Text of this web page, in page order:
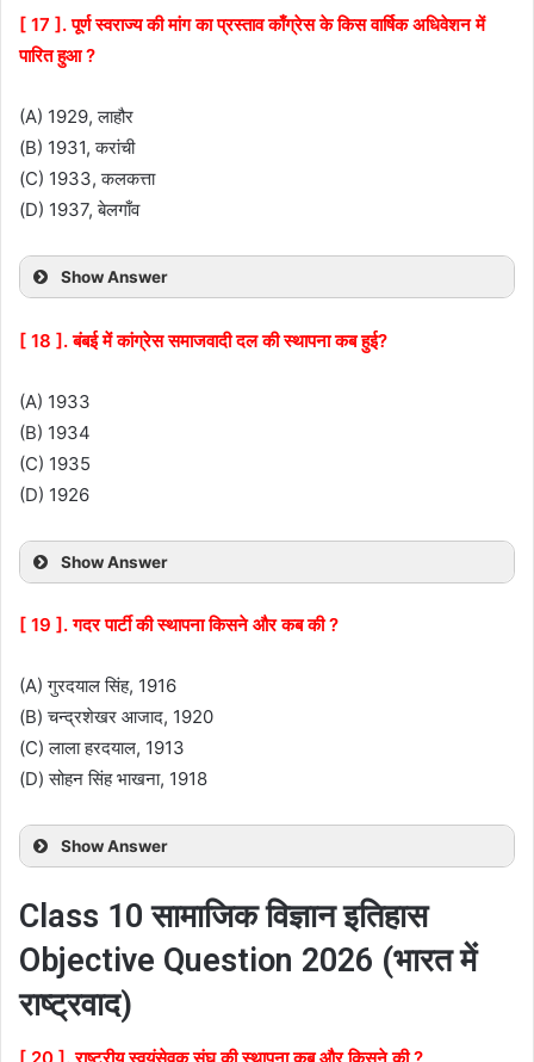
[ 17 ]. पूर्ण स्वराज्य की मांग का प्रस्ताव काँग्रेस के किस वार्षिक अधिवेशन में
पारित हुआ ?
(A) 1929, लाहौर
(B) 1931, करांची
(C) 1933, कलकत्ता
(D) 1937, बेलगाँव
Show Answer
[ 18 ]. बंबई में कांग्रेस समाजवादी दल की स्थापना कब हुई?
(A) 1933
(B) 1934
(C) 1935
(D) 1926
Show Answer
[ 19 ]. गदर पार्टी की स्थापना किसने और कब की ?
(A) गुरदयाल सिंह, 1916
(B) चन्द्रशेखर आजाद, 1920
(C) लाला हरदयाल, 1913
(D) सोहन सिंह भाखना, 1918
Show Answer
Class 10 सामाजिक विज्ञान इतिहास
Objective Question 2026 (भारत में
राष्ट्रवाद)